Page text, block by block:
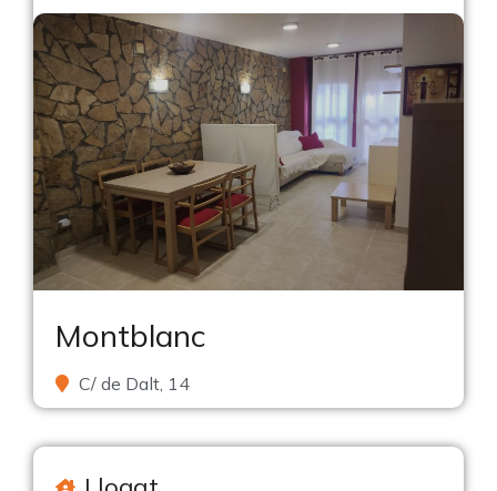
Montblanc
C/ de Dalt, 14